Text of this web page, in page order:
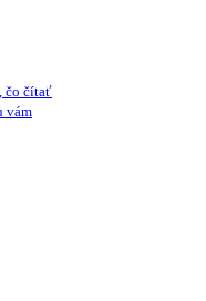
čo čítať
vám